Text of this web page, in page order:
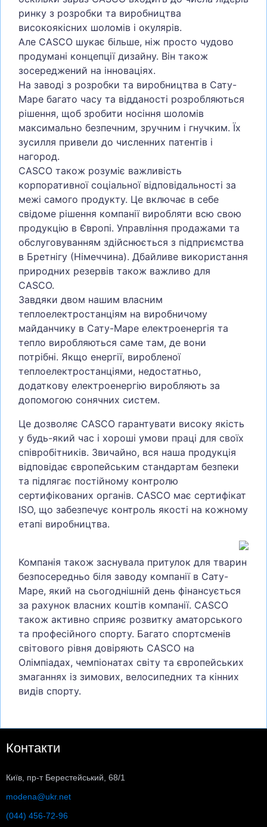
ринку з розробки та виробництва
високоякісних шоломів і окулярів.
Але CASCO шукає більше, ніж просто чудово
продумані концепції дизайну. Він також
зосереджений на інноваціях.
На заводі з розробки та виробництва в Сату-
Маре багато часу та відданості розробляються
рішення, щоб зробити носіння шоломів
максимально безпечним, зручним і гнучким. Їх
зусилля привели до численних патентів і
нагород.
CASCO також розуміє важливість
корпоративної соціальної відповідальності за
межі самого продукту. Це включає в себе
свідоме рішення компанії виробляти всю свою
продукцію в Європі. Управління продажами та
обслуговуванням здійснюється з підприємства
в Бретнігу (Німеччина). Дбайливе використання
природних резервів також важливо для
CASCO.
Завдяки двом нашим власним
теплоелектростанціям на виробничому
майданчику в Сату-Маре електроенергія та
тепло виробляються саме там, де вони
потрібні. Якщо енергії, виробленої
теплоелектростанціями, недостатньо,
додаткову електроенергію виробляють за
допомогою сонячних систем.
Це дозволяє CASCO гарантувати високу якість
у будь-який час і хороші умови праці для своїх
співробітників. Звичайно, вся наша продукція
відповідає європейським стандартам безпеки
та підлягає постійному контролю
сертифікованих органів. CASCO має сертифікат
ISO, що забезпечує контроль якості на кожному
етапі виробництва.
Компанія також заснувала притулок для тварин
безпосередньо біля заводу компанії в Сату-
Маре, який на сьогоднішній день фінансується
за рахунок власних коштів компанії. CASCO
також активно сприяє розвитку аматорського
та професійного спорту. Багато спортсменів
світового рівня довіряють CASCO на
Олімпіадах, чемпіонатах світу та європейських
змаганнях із зимових, велосипедних та кінних
видів спорту.
Контакти
Київ, пр-т Берестейський, 68/1
modena@ukr.net
(044) 456-72-96